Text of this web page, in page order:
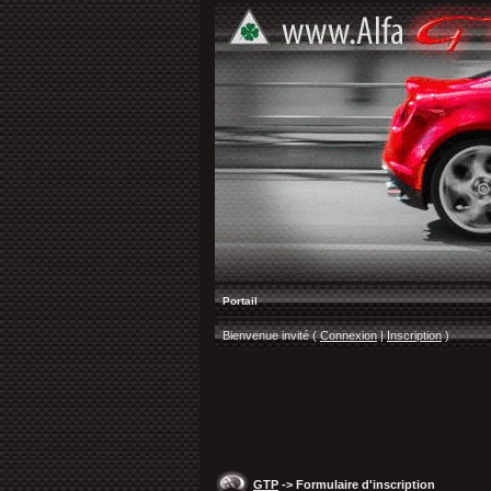
Portail
Bienvenue invité ( Connexion |Inscription)
GTP -> Formulaire d'inscription